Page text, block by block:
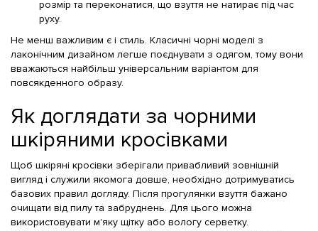
розмір та переконатися, що взуття не натирає під час
руху.
Не менш важливим є і стиль. Класичні чорні моделі з
лаконічним дизайном легше поєднувати з одягом, тому вони
вважаються найбільш універсальним варіантом для
повсякденного образу.
Як доглядати за чорними
шкіряними кросівками
Щоб шкіряні кросівки зберігали привабливий зовнішній
вигляд і служили якомога довше, необхідно дотримуватись
базових правил догляду. Після прогулянки взуття бажано
очищати від пилу та забруднень. Для цього можна
використовувати м'яку щітку або вологу серветку.